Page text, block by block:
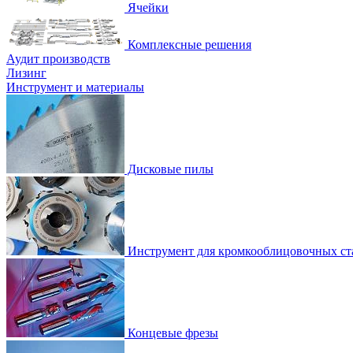
Ячейки
Комплексные решения
Аудит производств
Лизинг
Инструмент и материалы
Дисковые пилы
Инструмент для кромкооблицовочных
Концевые фрезы